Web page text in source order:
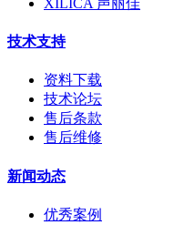
XILICA 声丽佳
技术支持
资料下载
技术论坛
售后条款
售后维修
新闻动态
优秀案例